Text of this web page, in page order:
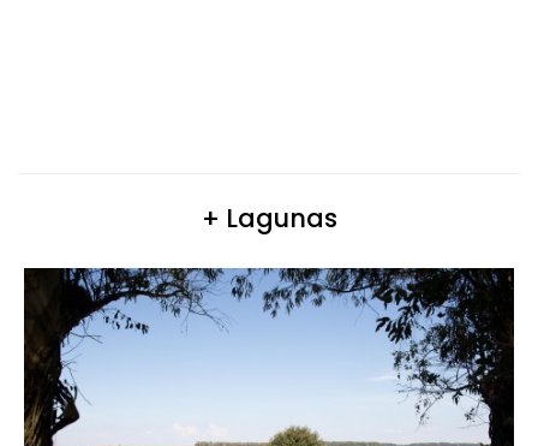
+ Lagunas